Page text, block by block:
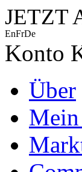
JETZT
EnFrDe
Konto
Über